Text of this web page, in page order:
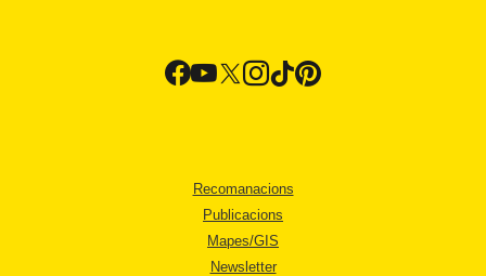
Recomanacions
Publicacions
Mapes/GIS
Newsletter